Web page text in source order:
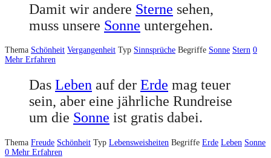
Damit wir andere Sterne sehen,
muss unsere Sonne untergehen.
Thema Schönheit Vergangenheit Typ Sinnsprüche Begriffe Sonne Stern 0
Mehr Erfahren
Das Leben auf der Erde mag teuer
sein, aber eine jährliche Rundreise
um die Sonne ist gratis dabei.
Thema Freude Schönheit Typ Lebensweisheiten Begriffe Erde Leben Sonne
0 Mehr Erfahren